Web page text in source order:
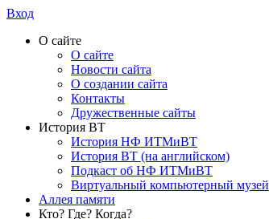
Вход
О сайте
О сайте
Новости сайта
О создании сайта
Контакты
Дружественные сайты
История ВТ
История НФ ИТМиВТ
История ВТ (на английском)
Подкаст об НФ ИТМиВТ
Виртуальный компьютерный музей
Аллея памяти
Кто? Где? Когда?